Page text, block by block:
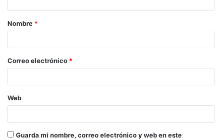
a
r
*
Nombre *
Correo electrónico *
Web
Guarda mi nombre, correo electrónico y web en este